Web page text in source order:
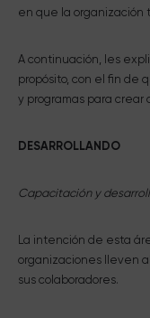
en que la organización
A continuación, les
propósito, con el fin de
y programas para crear
DESARROLLANDO
Capacitación y
La intención de esta
organizaciones lleven
sus colaboradores.